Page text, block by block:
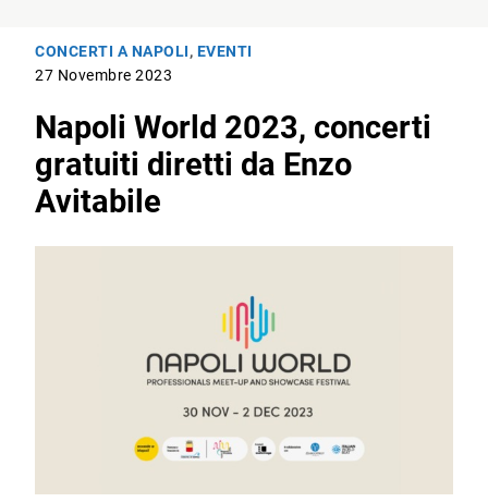
CONCERTI A NAPOLI, EVENTI
27 Novembre 2023
Napoli World 2023, concerti
gratuiti diretti da Enzo
Avitabile